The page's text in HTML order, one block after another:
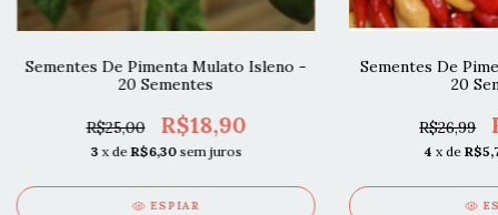
Sementes De Pimenta Mulato Isleno -
20 Sementes
R$25,00 R$18,90
3 x deR$6,30 sem juros
ESPIAR
Sementes De
20
R$26,99
4 x de